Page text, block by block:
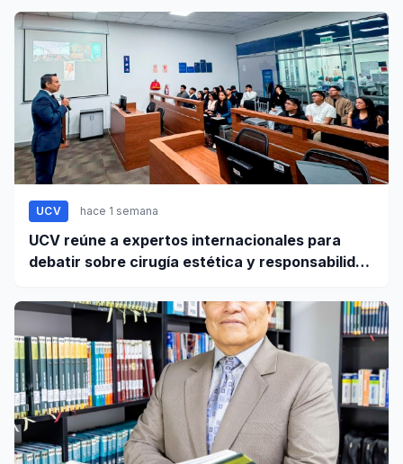
UCV hace 1 semana
UCV reúne a expertos internacionales para
debatir sobre cirugía estética y responsabilidad